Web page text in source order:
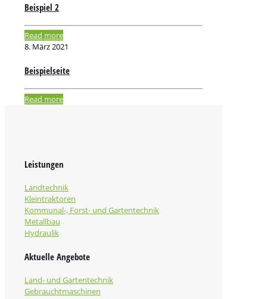
Beispiel 2
Read more
8. März 2021
Beispielseite
Read more
Leistungen
Landtechnik
Kleintraktoren
Kommunal-, Forst- und Gartentechnik
Metallbau
Hydraulik
Aktuelle Angebote
Land- und Gartentechnik
Gebrauchtmaschinen